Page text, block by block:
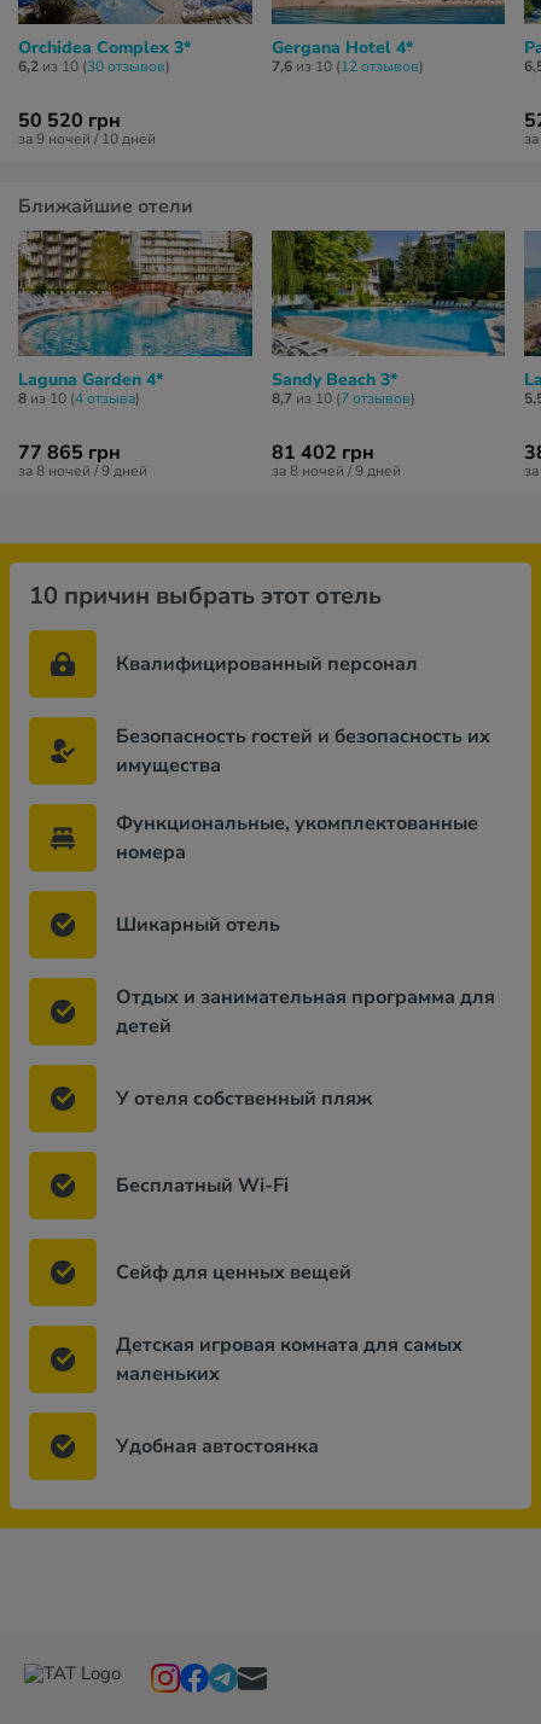
Orchidea Complex 3*
6,2 из 10 (30 отзывов)
50 520 грн
за 9 ночей / 10 дней
Gergana Hotel 4*
7,6из 10 (12 отзывов)
Ближайшие отели
Laguna Garden 4*
8 из 10 (4 отзывa)
77 865 грн
за 8 ночей / 9 дней
Sandy Beach 3*
8,7из 10 (7 отзывов)
81 402 грн
за 8 ночей / 9 дней
10 причин выбрать этот отель
Квалифицированный персонал
Безопасность гостей и безопасность их
имущества
Функциональные, укомплектованные
номера
Шикарный отель
Отдых и занимательная программа для
детей
У отеля собственный пляж
Бесплатный Wi-Fi
Сейф для ценных вещей
Детская игровая комната для самых
маленьких
Удобная автостоянка